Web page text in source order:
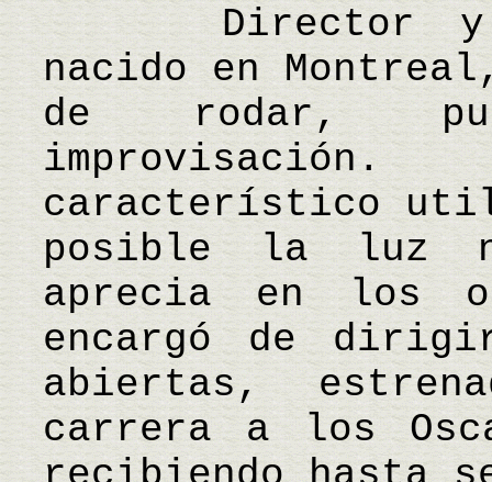
Director y
nacido en
de rodar,
característico
posible la luz
aprecia en los
encargó de
abiertas,
carrera a los